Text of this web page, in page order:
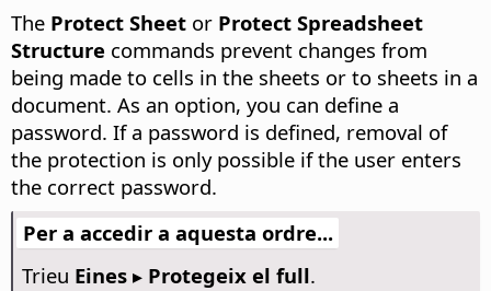
The Protect Sheet or Protect Spreadsheet
Structure commands prevent changes from
being made to cells in the sheets or to sheets in a
document. As an option, you can define a
password. If a password is defined, removal of
the protection is only possible if the user enters
the correct password.
Per a accedir a aquesta ordre...
Trieu Eines ▸ Protegeix el full.